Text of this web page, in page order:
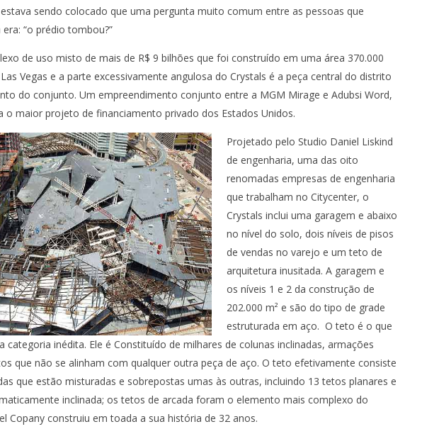
OBRA DO VIADUTO M. DIAS
BRANCO EM FORTALEZA SEGUE A
TODO VAPOR
CATÁLOGO ANANDA METAIS -
sendo colocado que uma pergunta muito comum entre as pessoas que
“o prédio tombou?”
de uso misto de mais de R$ 9 bilhões que foi construído em uma área 370.000
Vegas e a parte excessivamente angulosa do Crystals é a peça central do distrito
do conjunto. Um empreendimento conjunto entre a MGM Mirage e Adubsi Word,
o maior projeto de financiamento privado dos Estados Unidos.
Projetado pelo Studio Daniel Liskind
de engenharia, uma das oito
renomadas empresas de engenharia
que trabalham no Citycenter, o
Crystals inclui uma garagem e abaixo
no nível do solo, dois níveis de pisos
de vendas no varejo e um teto de
arquitetura inusitada. A garagem e
os níveis 1 e 2 da construção de
202.000 m² e são do tipo de grade
estruturada em aço. O teto é o que
categoria inédita. Ele é Constituído de milhares de colunas inclinadas, armações
que não se alinham com qualquer outra peça de aço. O teto efetivamente consiste
que estão misturadas e sobrepostas umas às outras, incluindo 13 tetos planares e
inclinada; os tetos de arcada foram o elemento mais complexo do
Copany construiu em toada a sua história de 32 anos.